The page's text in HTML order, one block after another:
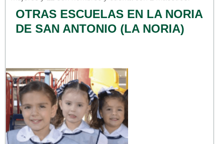
OTRAS ESCUELAS EN LA NORIA
DE SAN ANTONIO (LA NORIA)